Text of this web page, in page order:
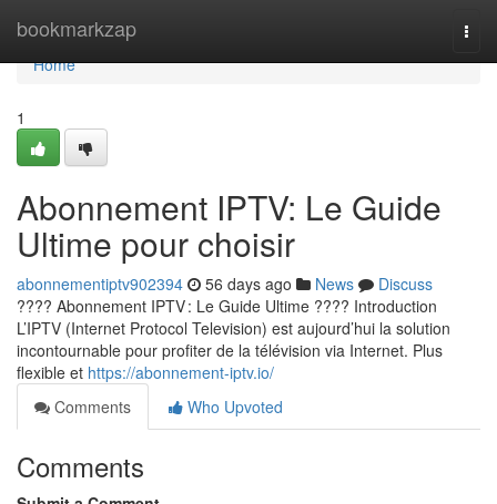
bookmarkzap
Home
Home
1
Abonnement IPTV: Le Guide
Ultime pour choisir
abonnementiptv902394 56 days ago News
Discuss
???? Abonnement IPTV : Le Guide Ultime ???? Introduction
L’IPTV (Internet Protocol Television) est aujourd’hui la solution
incontournable pour profiter de la télévision via Internet. Plus
flexible et https://abonnement-iptv.io/
Comments
Who Upvoted
Comments